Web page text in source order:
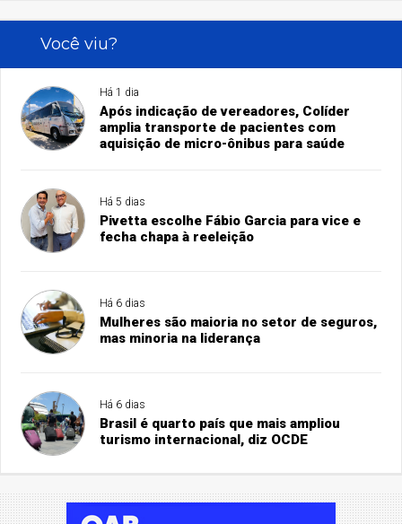
Você viu?
Há 1 dia
Após indicação de vereadores, Colíder
amplia transporte de pacientes com
aquisição de micro-ônibus para saúde
Há 5 dias
Pivetta escolhe Fábio Garcia para vice e
fecha chapa à reeleição
Há 6 dias
Mulheres são maioria no setor de seguros,
mas minoria na liderança
Há 6 dias
Brasil é quarto país que mais ampliou
turismo internacional, diz OCDE